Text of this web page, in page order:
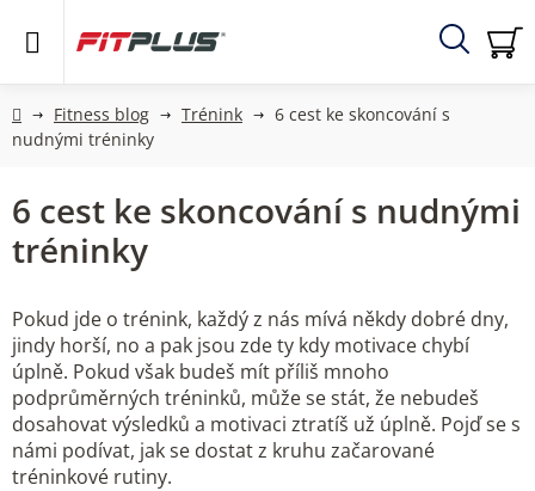
Hledat
DomůFitness blog Trénink
6 cest ke skoncování s
nudnými tréninky
6 cest ke skoncování s nudnými
tréninky
Pokud jde o trénink, každý z nás mívá někdy dobré dny,
jindy horší, no a pak jsou zde ty kdy motivace chybí
úplně. Pokud však budeš mít příliš mnoho
podprůměrných tréninků, může se stát, že nebudeš
dosahovat výsledků a motivaci ztratíš už úplně. Pojď se s
námi podívat, jak se dostat z kruhu začarované
tréninkové rutiny.